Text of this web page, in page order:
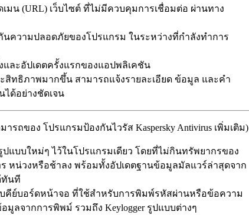
มน (URL) เว็บไซต์ ที่ไม่มีควบคุมการเชื่อมต่อ ผ่านทาง
กันความปลอดภัยของโปรแกรม ในระหว่างที่กำลังทำการ
และอัปเดตครั้งแรกของแอปพลิเคชัน
สิทธิภาพมากขึ้น สามารถแจ้งรายละเอียด ข้อมูล และคำ
ได้อย่างชัดเจน
รถของ โปรแกรมป้องกันไวรัส Kaspersky Antivirus เพิ่มเติม)
แบบใหม่ๆ ไว้ในโปรแกรมเดียว โดยที่ไม่กินทรัพยากรของ
หน่วงหรือช้าลง พร้อมทั้งอัปเดตฐานข้อมูลมัลแวร์ล่าสุดจาก
ทันที
บบคีย์บอร์ดหน้าจอ ที่ใช้สำหรับการพิมพ์รหัสผ่านหรือข้อความ
ลจากการพิพม์ รวมถึง Keylogger รูปแบบต่างๆ